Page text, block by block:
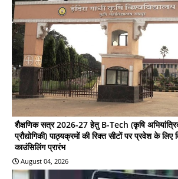
शैक्षणिक सत्र 2026-27 हेतु B-Tech (कृषि
प्रौद्योगिकी) पाठ्यक्रमों की रिक्त सीटों पर प्रवेश के
काउंसिलिंग प्रारंभ
August 04, 2026